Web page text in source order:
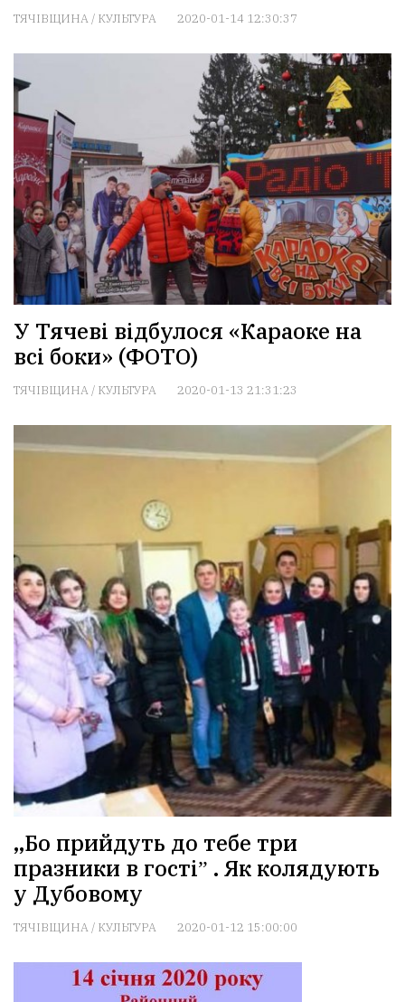
ТЯЧІВЩИНА/ КУЛЬТУРА 2020-01-14 12:30:37
У Тячеві відбулося «Караоке на
всі боки» (ФОТО)
ТЯЧІВЩИНА/ КУЛЬТУРА 2020-01-13 21:31:23
,,Бо прийдуть до тебе три
празники в гостіˮ . Як колядують
у Дубовому
ТЯЧІВЩИНА/ КУЛЬТУРА 2020-01-12 15:00:00